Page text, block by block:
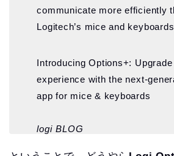
communicate more efficiently
Logitech’s mice and
Introducing Options+:
experience with the next-
app for mice & keyboards
logi BLOG